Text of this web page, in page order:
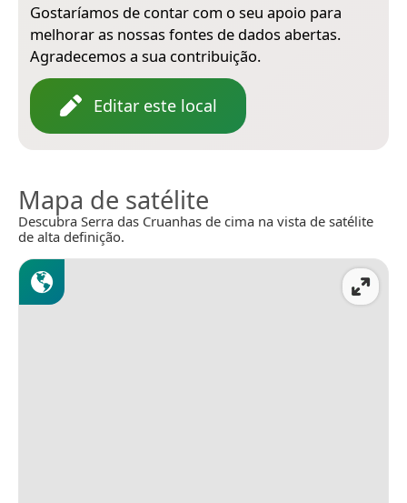
Gostaríamos de contar com o seu apoio para
melhorar as nossas fontes de dados abertas.
Agradecemos a sua contribuição.
Editar este local
Mapa de satélite
Descubra Serra das Cruanhas de cima na vista de satélite
de alta definição.